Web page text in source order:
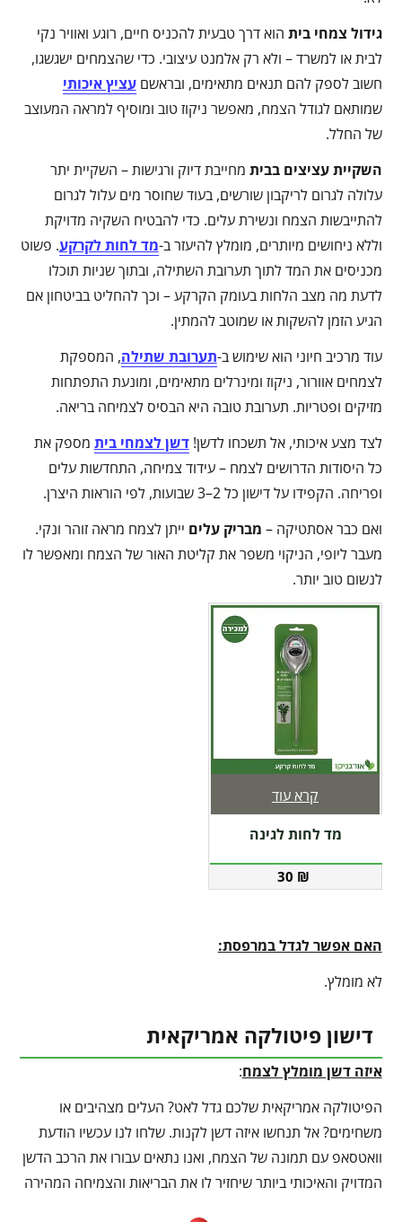
גידול צמחי בית הוא דרך טבעית להכניס חיים, רוגע ואוויר נקי
לבית או למשרד – ולא רק אלמנט עיצובי. כדי שהצמחים ישגשגו,
חשוב לספק להם תנאים מתאימים, ובראשםעציץ איכותי
שמותאם לגודל הצמח, מאפשר ניקוז טוב ומוסיף למראה המעוצב
של החלל.
השקיית עציצים בבית מחייבת דיוק ורגישות – השקיית יתר
עלולה לגרום לריקבון שורשים, בעוד שחוסר מים עלול לגרום
להתייבשות הצמח ונשירת עלים. כדי להבטיח השקיה מדויקת
וללא ניחושים מיותרים, מומלץ להיעזר ב-מד לחות לקרקע. פשוט
מכניסים את המד לתוך תערובת השתילה, ובתוך שניות תוכלו
לדעת מה מצב הלחות בעומק הקרקע – וכך להחליט בביטחון אם
הגיע הזמן להשקות או שמוטב להמתין.
עוד מרכיב חיוני הוא שימוש ב-תערובת שתילה, המספקת
לצמחים אוורור, ניקוז ומינרלים מתאימים, ומונעת התפתחות
מזיקים ופטריות. תערובת טובה היא הבסיס לצמיחה בריאה.
לצד מצע איכותי, אל תשכחו לדשן!דשן לצמחי בית מספק את
כל היסודות הדרושים לצמח – עידוד צמיחה, התחדשות עלים
ופריחה. הקפידו על דישון כל 2–3 שבועות, לפי הוראות היצרן.
ואם כבר אסתטיקה – מבריק עלים ייתן לצמח מראה זוהר ונקי.
מעבר ליופי, הניקוי משפר את קליטת האור של הצמח ומאפשר לו
לנשום טוב יותר.
מד לחות לגינה
30 ₪
קרא עוד
האם אפשר לגדל במרפסת:
לא מומלץ.
דישון פיטולקה אמריקאית
איזה דשן מומלץ לצמח:
הפיטולקה אמריקאית שלכם גדל לאט? העלים מצהיבים או
משחימים? אל תנחשו איזה דשן לקנות. שלחו לנו עכשיו הודעת
וואטסאפ עם תמונה של הצמח, ואנו נתאים עבורו את הרכב הדשן
המדויק והאיכותי ביותר שיחזיר לו את הבריאות והצמיחה המהירה